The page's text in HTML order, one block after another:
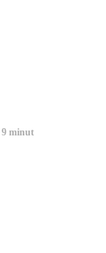
9 minut